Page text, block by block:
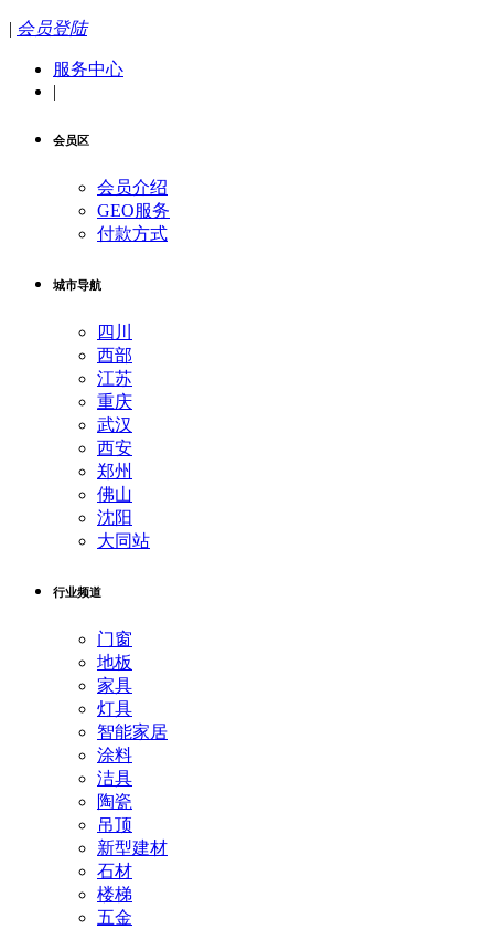
| 会员登陆
服务中心
|
会员区
会员介绍
GEO服务
付款方式
城市导航
四川
西部
江苏
重庆
武汉
西安
郑州
佛山
沈阳
大同站
行业频道
门窗
地板
家具
灯具
智能家居
涂料
洁具
陶瓷
吊顶
新型建材
石材
楼梯
五金